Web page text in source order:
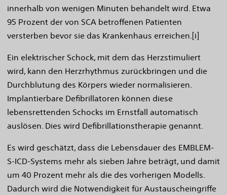
innerhalb von wenigen Minuten behandelt wird. Etwa
95 Prozent der von SCA betroffenen Patienten
versterben bevor sie das Krankenhaus erreichen.[i]
Ein elektrischer Schock, mit dem das Herzstimuliert
wird, kann den Herzrhythmus zurückbringen und die
Durchblutung des Körpers wieder normalisieren.
Implantierbare Defibrillatoren können diese
lebensrettenden Schocks im Ernstfall automatisch
auslösen. Dies wird Defibrillationstherapie genannt.
Es wird geschätzt, dass die Lebensdauer des EMBLEM-
S-ICD-Systems mehr als sieben Jahre beträgt, und damit
um 40 Prozent mehr als die des vorherigen Modells.
Dadurch wird die Notwendigkeit für Austauscheingriffe